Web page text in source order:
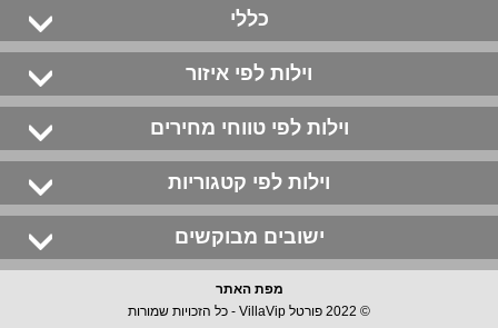
כללי
וילות לפי איזור
וילות לפי טווחי מחירים
וילות לפי קטגוריות
ישובים מבוקשים
מפת האתר
© 2022 פורטל VillaVip - כל הזכויות שמורות